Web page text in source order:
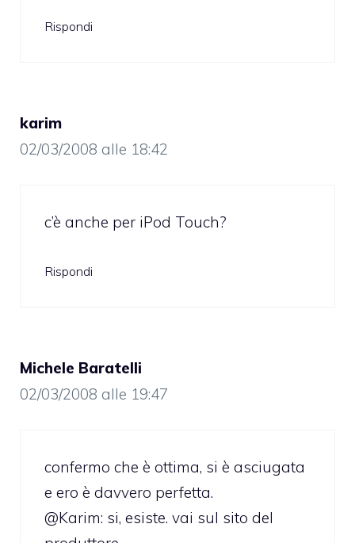
Rispondi
karim
02/03/2008 alle 18:42
c’è anche per iPod Touch?
Rispondi
Michele Baratelli
02/03/2008 alle 19:47
confermo che è ottima, si è asciugata
e ero è davvero perfetta.
@Karim: si, esiste. vai sul sito del